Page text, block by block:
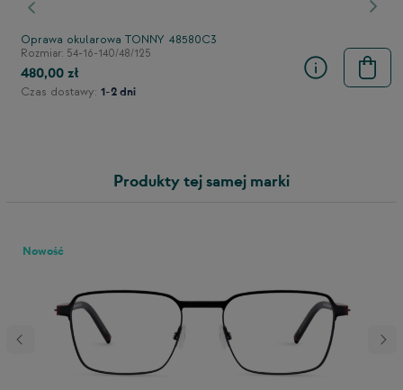
Poprzedni
Oprawa okularowa TONNY 48580C3
Rozmiar: 54-16-140/48/125
480,00 zł
Czas dostawy: 1-2 dni
Produkty tej samej marki
Nowość